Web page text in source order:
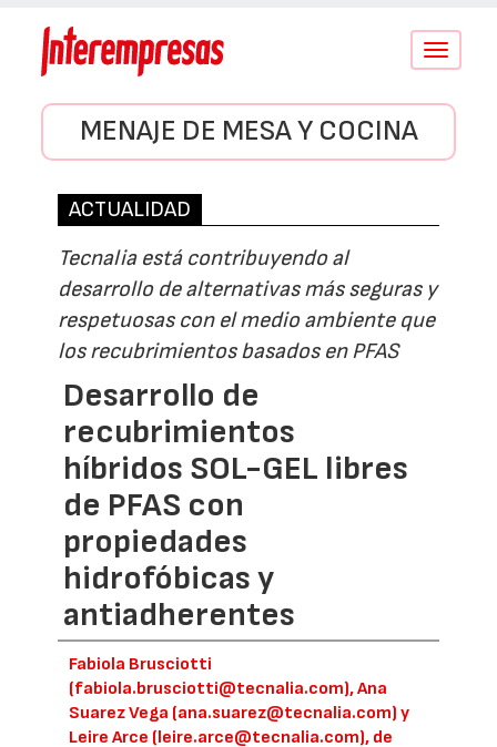
Conmutar
MENAJE DE MESA Y COCINA
ACTUALIDAD
Tecnalia está contribuyendo al
desarrollo de alternativas más seguras y
respetuosas con el medio ambiente que
los recubrimientos basados en PFAS
Desarrollo de
recubrimientos
híbridos SOL-GEL libres
de PFAS con
propiedades
hidrofóbicas y
antiadherentes
Fabiola Brusciotti
(fabiola.brusciotti@tecnalia.com), Ana
Suarez Vega (ana.suarez@tecnalia.com) y
Leire Arce (leire.arce@tecnalia.com), de